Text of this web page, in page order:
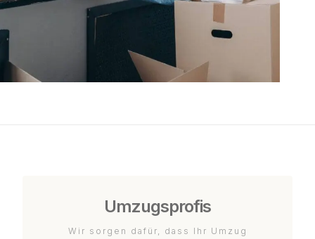
Umzugsprofis
Wir sorgen dafür, dass Ihr Umzug